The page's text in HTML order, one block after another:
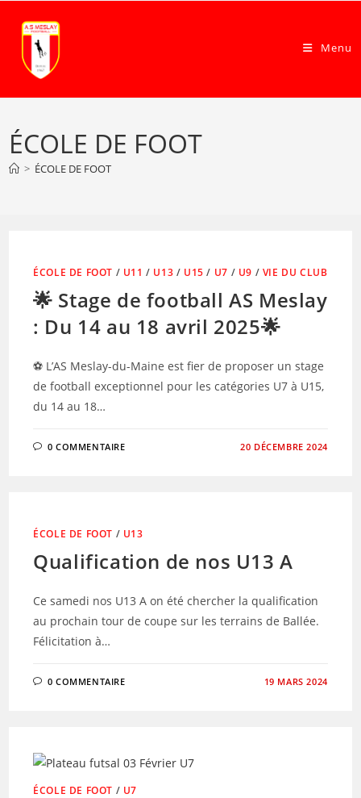
content
Menu
ÉCOLE DE FOOT
> ÉCOLE DE FOOT
ÉCOLE DE FOOT / U11 / U13 / U15 / U7 / U9 / VIE DU CLUB
🌟 Stage de football AS Meslay
: Du 14 au 18 avril 2025🌟
⚽ L’AS Meslay-du-Maine est fier de proposer un stage
de football exceptionnel pour les catégories U7 à U15,
du 14 au 18…
0 COMMENTAIRE 20 DÉCEMBRE 2024
ÉCOLE DE FOOT / U13
Qualification de nos U13 A
Ce samedi nos U13 A on été chercher la qualification
au prochain tour de coupe sur les terrains de Ballée.
Félicitation à…
0 COMMENTAIRE 19 MARS 2024
ÉCOLE DE FOOT / U7